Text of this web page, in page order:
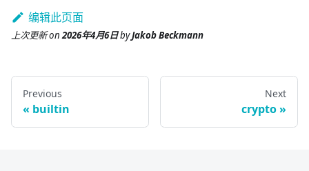
编辑此页面
上次更新on2026年4月6日byJakob Beckmann
Previous
builtin
Next
crypto